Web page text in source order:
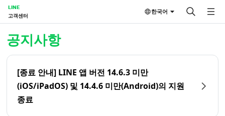
LINE
고객센터
한국어
공지사항
[종료 안내] LINE 앱 버전 14.6.3 미만
(iOS/iPadOS) 및 14.4.6 미만(Android)의 지원
종료